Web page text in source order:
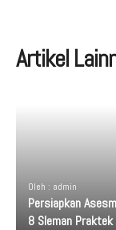
Artikel
Oleh : admin
Persiapkan
8 Sleman